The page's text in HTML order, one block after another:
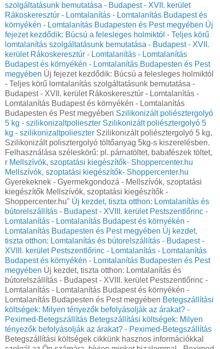
szolgáltatásunk bemutatása - Budapest - XVII. kerület
Rákoskeresztúr - Lomtalanítás - Lomtalanítás Budapest és
környékén - Lomtalanítás Budapesten és Pest megyében Új
fejezet kezdődik: Búcsú a felesleges holmiktól - Teljes körű
lomtalanítás szolgáltatásunk bemutatása - Budapest - XVII.
kerület Rákoskeresztúr - Lomtalanítás - Lomtalanítás
Budapest és környékén - Lomtalanítás Budapesten és Pest
megyében Új fejezet kezdődik: Búcsú a felesleges holmiktól
- Teljes körű lomtalanítás szolgáltatásunk bemutatása -
Budapest - XVII. kerület Rákoskeresztúr - Lomtalanítás -
Lomtalanítás Budapest és környékén - Lomtalanítás
Budapesten és Pest megyében Szilikonizált poliésztergolyó
5 kg - szilikonizaltpolieszter Szilikonizált poliésztergolyó 5
kg - szilikonizaltpolieszter Szilikonizált poliésztergolyó 5 kg,
Szilikonizált polisztergolyó töltőanyag 5kg-s kiszerelésben.
Felhasználása széleskörű: pl. párnatöltet, babafészek töltet,
r Mellszívók, szoptatási kiegészítők- Shoppercenter.hu
Mellszívók, szoptatási kiegészítők- Shoppercenter.hu
Gyerekeknek - Gyermekgondozá - Mellszívók, szoptatási
kiegészítők Mellszívók, szoptatási kiegészítők -
Shoppercenter.hu" Új kezdet, tiszta otthon: Lomtalanítás és
bútorelszállítás - Budapest - XVIII. kerület Pestszentlőrinc -
Lomtalanítás - Lomtalanítás Budapest és környékén -
Lomtalanítás Budapesten és Pest megyében Új kezdet,
tiszta otthon: Lomtalanítás és bútorelszállítás - Budapest -
XVIII. kerület Pestszentlőrinc - Lomtalanítás - Lomtalanítás
Budapest és környékén - Lomtalanítás Budapesten és Pest
megyében Új kezdet, tiszta otthon: Lomtalanítás és
bútorelszállítás - Budapest - XVIII. kerület Pestszentlőrinc -
Lomtalanítás - Lomtalanítás Budapest és környékén -
Lomtalanítás Budapesten és Pest megyében Betegszállítási
költségek: Milyen tényezők befolyásolják az árakat? -
Peximed-Betegszállítás Betegszállítási költségek: Milyen
tényezők befolyásolják az árakat? - Peximed-Betegszállítás
Betegszállítási költségek cikkünk hasznos információkkal